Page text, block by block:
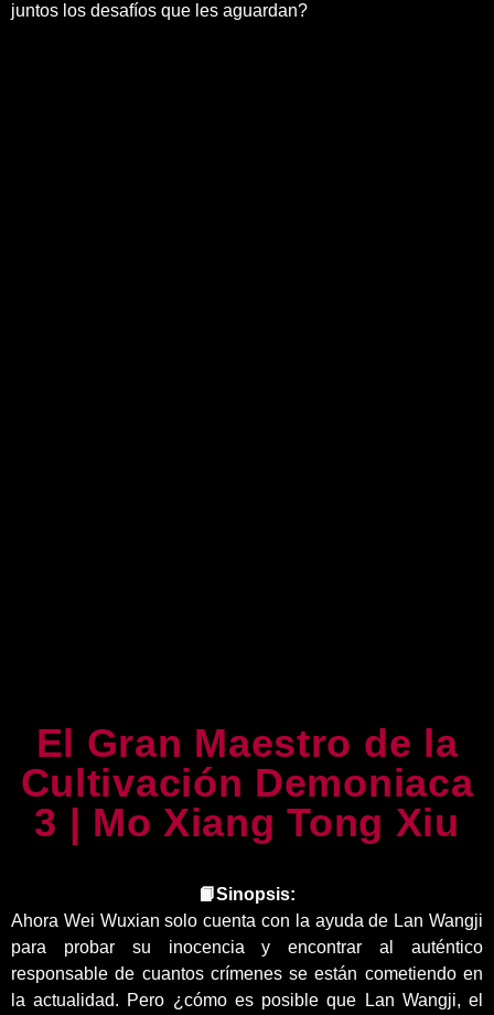
juntos los desafíos que les aguardan?
El Gran Maestro de la
Cultivación Demoniaca
3 | Mo Xiang Tong Xiu
📙Sinopsis:
Ahora Wei Wuxian solo cuenta con la ayuda de Lan Wangji
para probar su inocencia y encontrar al auténtico
responsable de cuantos crímenes se están cometiendo en
la actualidad. Pero ¿cómo es posible que Lan Wangji, el